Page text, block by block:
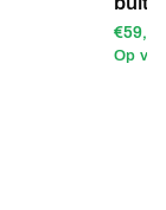
€59,90
Op